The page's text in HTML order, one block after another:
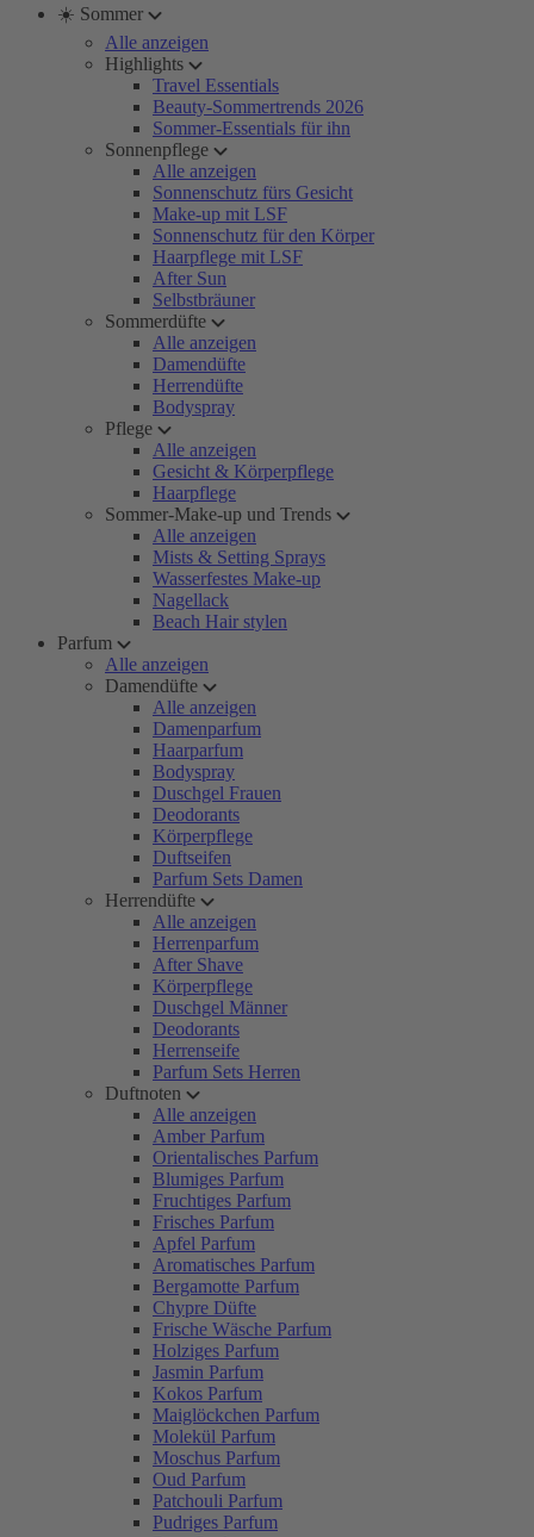
☀️ Sommer
Alle anzeigen
Highlights
Travel Essentials
Beauty-Sommertrends 2026
Sommer-Essentials für ihn
Sonnenpflege
Alle anzeigen
Sonnenschutz fürs Gesicht
Make-up mit LSF
Sonnenschutz für den Körper
Haarpflege mit LSF
After Sun
Selbstbräuner
Sommerdüfte
Alle anzeigen
Damendüfte
Herrendüfte
Bodyspray
Pflege
Alle anzeigen
Gesicht & Körperpflege
Haarpflege
Sommer-Make-up und Trends
Alle anzeigen
Mists & Setting Sprays
Wasserfestes Make-up
Nagellack
Beach Hair stylen
Parfum
Alle anzeigen
Damendüfte
Alle anzeigen
Damenparfum
Haarparfum
Bodyspray
Duschgel Frauen
Deodorants
Körperpflege
Duftseifen
Parfum Sets Damen
Herrendüfte
Alle anzeigen
Herrenparfum
After Shave
Körperpflege
Duschgel Männer
Deodorants
Herrenseife
Parfum Sets Herren
Duftnoten
Alle anzeigen
Amber Parfum
Orientalisches Parfum
Blumiges Parfum
Fruchtiges Parfum
Frisches Parfum
Apfel Parfum
Aromatisches Parfum
Bergamotte Parfum
Chypre Düfte
Frische Wäsche Parfum
Holziges Parfum
Jasmin Parfum
Kokos Parfum
Maiglöckchen Parfum
Molekül Parfum
Moschus Parfum
Oud Parfum
Patchouli Parfum
Pudriges Parfum